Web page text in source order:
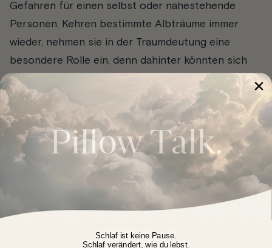
Gefahren für einen selbst oder nahestehende
Personen. Kehren bestimmte Albträume immer
wieder, nehmen sie in der Traumdeutung eine
besondere Rolle ein, denn dahinter könnten sich
verschiedene Ursachen verbergen.
Möglicherweise bleiben die unangenehmen
Lebensumstände bestehen, Ängste oder Traumata
bleiben unverarbeitet, Probleme ungelöst.
Wiederkehrende Träume signalisieren uns
letztendlich, dass wir uns den Trauminhalten
widmen und uns mit Unverarbeitetem
auseinandersetzen sollen. Erst danach
verschwinden die bösen Träume.
Schlaf ist keine Pause.
Schlaf verändert, wie du lebst.